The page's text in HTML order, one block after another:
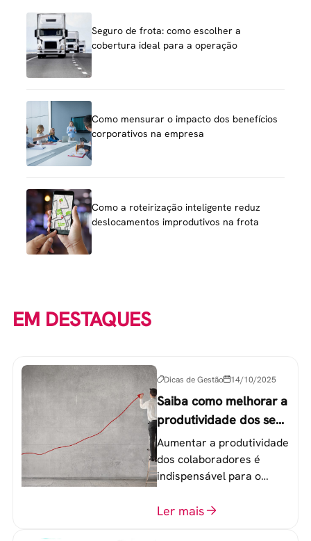
Seguro de frota: como escolher a
cobertura ideal para a operação
Como mensurar o impacto dos benefícios
corporativos na empresa
Como a roteirização inteligente reduz
deslocamentos improdutivos na frota
EM DESTAQUES
Dicas de Gestão 14/10/2025
Saiba como melhorar a
produtividade dos seus
colaboradores
Aumentar a produtividade
dos colaboradores é
indispensável para o
equipe de trabalho. 6
Ler mais